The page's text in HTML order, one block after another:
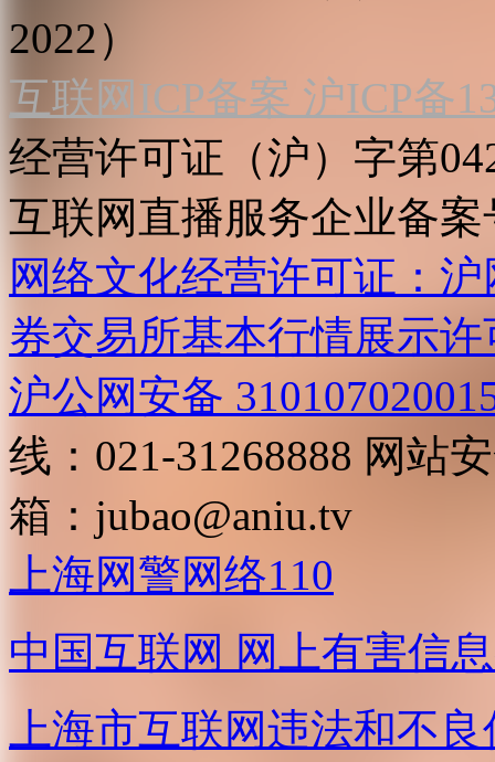
2022）
互联网ICP备案 沪ICP备
经营许可证（沪）字第
互联网直播服务企业备案
网络文化经营许可证：
券交易所基本行情展示许
沪公网安备
线：021-31268888 网站
箱： jubao@aniu.tv
上海网警网络110
中国互联网 网上有害信
上海市互联网违法和不